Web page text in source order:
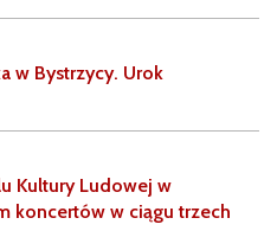
w Bystrzycy. Urok
Kultury Ludowej w
koncertów w ciągu trzech